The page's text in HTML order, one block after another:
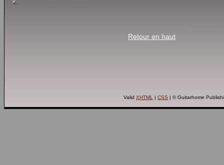
Retour en haut
Valid XHTML | CSS | © Guitarhome